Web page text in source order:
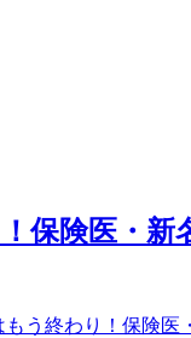
保険医・新
う終わり！保険医